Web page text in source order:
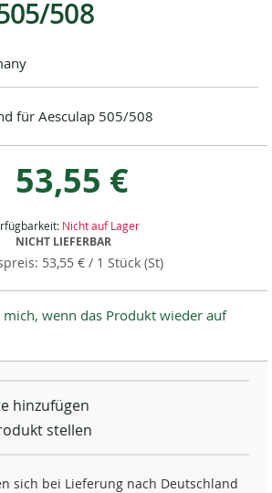
508
für Aesculap 505/508
53,55 €
53,55 € / 1 Stück (St)
Nicht auf Lager
NICHT LIEFERBAR
mich, wenn das Produkt wieder auf
hinzufügen
stellen
sich bei Lieferung nach Deutschland